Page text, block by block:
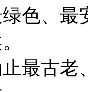
、最
古老